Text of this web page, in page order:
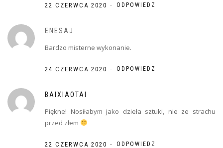
22 CZERWCA 2020 - ODPOWIEDZ
ENESAJ
Bardzo misterne wykonanie.
24 CZERWCA 2020 - ODPOWIEDZ
BAIXIAOTAI
Piękne! Nosiłabym jako dzieła sztuki, nie ze strachu
przed złem
22 CZERWCA 2020 - ODPOWIEDZ